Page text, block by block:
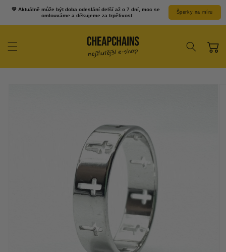
💛 Aktuálně může být doba odeslání delší až o 7 dní, moc se
omlouváme a děkujeme za trpělivost
Šperky na míru
Přejít k
Košík